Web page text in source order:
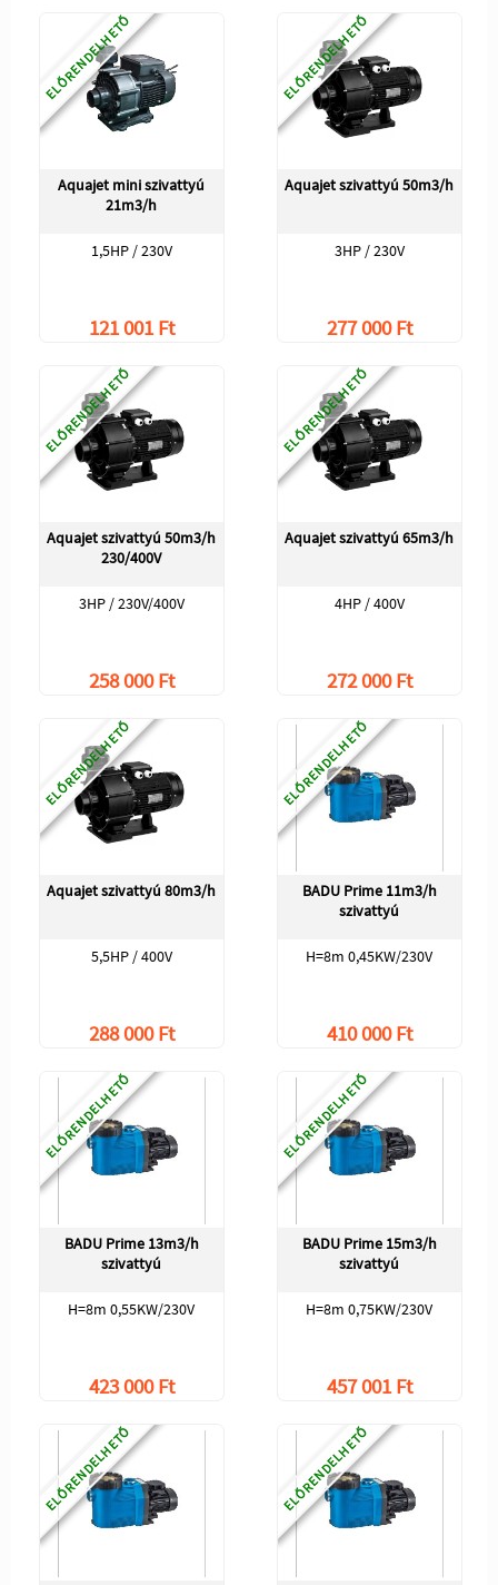
ELŐRENDELHETŐ
Aquajet mini szivattyú
21m3/h
1,5HP / 230V
121 001 Ft
ELŐRENDELHETŐ
Aquajet szivattyú 50m3/h
3HP / 230V
277 000 Ft
ELŐRENDELHETŐ
Aquajet szivattyú 50m3/h
230/400V
3HP / 230V/400V
258 000 Ft
ELŐRENDELHETŐ
Aquajet szivattyú 65m3/h
4HP / 400V
272 000 Ft
ELŐRENDELHETŐ
Aquajet szivattyú 80m3/h
5,5HP / 400V
288 000 Ft
ELŐRENDELHETŐ
BADU Prime 11m3/h
szivattyú
H=8m 0,45KW/230V
410 000 Ft
ELŐRENDELHETŐ
BADU Prime 13m3/h
szivattyú
H=8m 0,55KW/230V
423 000 Ft
ELŐRENDELHETŐ
BADU Prime 15m3/h
szivattyú
H=8m 0,75KW/230V
457 001 Ft
ELŐRENDELHETŐ ELŐRENDELHETŐ